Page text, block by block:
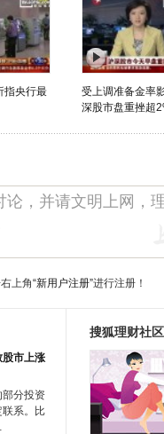
指央行最
受上调准备金率
深股市盘重挫超
上角“新用户注册”进行注册！
股市上涨
部分投资
联系。比
搜狐理财社